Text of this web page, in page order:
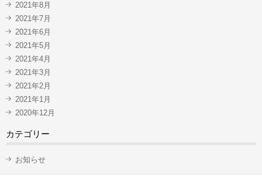
2021年8月
2021年7月
2021年6月
2021年5月
2021年4月
2021年3月
2021年2月
2021年1月
2020年12月
カテゴリー
お知らせ